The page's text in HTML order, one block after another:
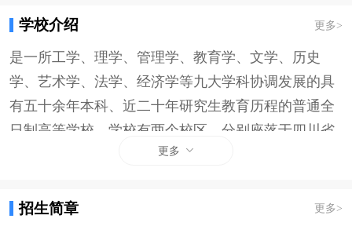
学校介绍 更多>
是一所工学、理学、管理学、教育学、文学、历史
学、艺术学、法学、经济学等九大学科协调发展的具
有五十余年本科、近二十年研究生教育历程的普通全
日制高等学校。学校有两个校区，分别座落于四川省
的两个国家历史文化名城，一是享有“中国灯城、恐龙
都、万里长江第一城”美誉的宜宾市。学校办学历史悠
更多
招生简章 更多>